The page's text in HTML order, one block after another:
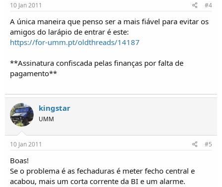
10 Jan 2011 #4
A única maneira que penso ser a mais fiável para evitar os
amigos do larápio de entrar é este:
https://for-umm.pt/oldthreads/14187
**Assinatura confiscada pelas finanças por falta de
pagamento**
kingstar
UMM
10 Jan 2011 #5
Boas!
Se o problema é as fechaduras é meter fecho central e
acabou, mais um corta corrente da BI e um alarme.